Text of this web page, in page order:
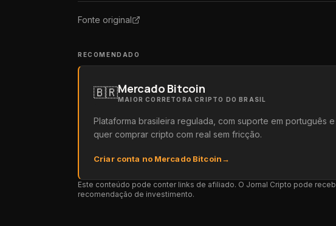
Fonte original
RECOMENDADO
🇧🇷Mercado Bitcoin
MAIOR CORRETORA CRIPTO DO BRASIL
Plataforma brasileira regulada, com suporte em português
quer comprar cripto com real sem fricção.
Criar conta no Mercado Bitcoin→
Este conteúdo pode conter links de afiliado. O Jornal Cripto pode
recomendação de investimento.